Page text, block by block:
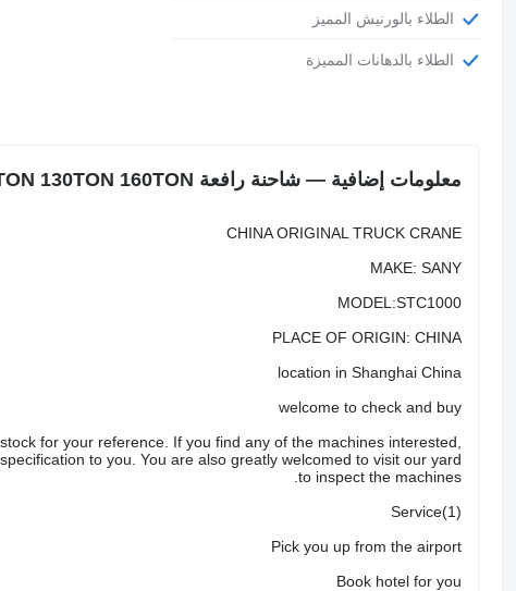
الطلاء بالورنيش المميز
الطلاء بالدهانات المميزة
معلومات إضافية — شاحنة رافعة Sany STC1000 STC1300 STC1600 100TON 130TON 160TON
CHINA ORIGINAL TRUCK CRANE
MAKE: SANY
MODEL:STC1000
PLACE OF ORIGIN: CHINA
location in Shanghai China
welcome to check and buy
for your reference. If you find any of the machines interested,
to you. You are also greatly welcomed to visit our yard
to inspect the machines.
(1)Service
Pick you up from the airport
Book hotel for you